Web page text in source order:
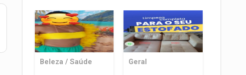
Beleza / Saúde Geral